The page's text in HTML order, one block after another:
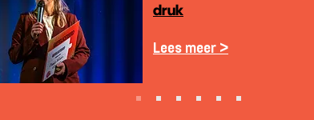
druk
Lees meer >